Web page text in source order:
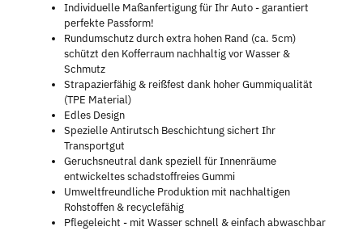
Individuelle Maßanfertigung für Ihr Auto - garantiert
perfekte Passform!
Rundumschutz durch extra hohen Rand (ca. 5cm)
schützt den Kofferraum nachhaltig vor Wasser &
Schmutz
Strapazierfähig & reißfest dank hoher Gummiqualität
(TPE Material)
Edles Design
Spezielle Antirutsch Beschichtung sichert Ihr
Transportgut
Geruchsneutral dank speziell für Innenräume
entwickeltes schadstoffreies Gummi
Umweltfreundliche Produktion mit nachhaltigen
Rohstoffen & recyclefähig
Pflegeleicht - mit Wasser schnell & einfach abwaschbar